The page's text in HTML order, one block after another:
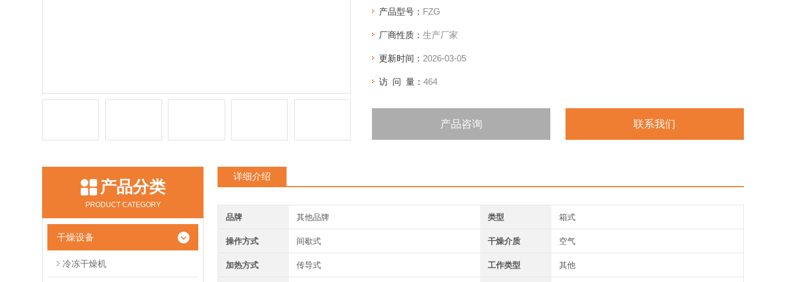
产品型号： FZG
厂商性质： 生产厂家
更新时间： 2026-03-05
访 问 量： 464
产品咨询 联系我们
产品分类
PRODUCT CATEGORY
干燥设备
冷冻干燥机
详细介绍
品牌 其他品牌 类型 箱式
操作方式 间歇式 干燥介质 空气
加热方式 传导式 工作类型 其他